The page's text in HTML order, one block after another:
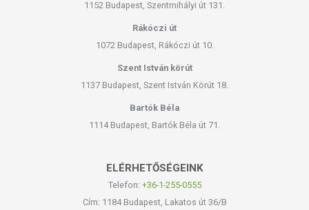
1152 Budapest, Szentmihályi út 131.
Rákóczi út
1072 Budapest, Rákóczi út 10.
Szent István körút
1137 Budapest, Szent István Körút 18.
Bartók Béla
1114 Budapest, Bartók Béla út 71.
ELÉRHETŐSÉGEINK
Telefon: +36-1-255-0555
Cím: 1184 Budapest, Lakatos út 36/B